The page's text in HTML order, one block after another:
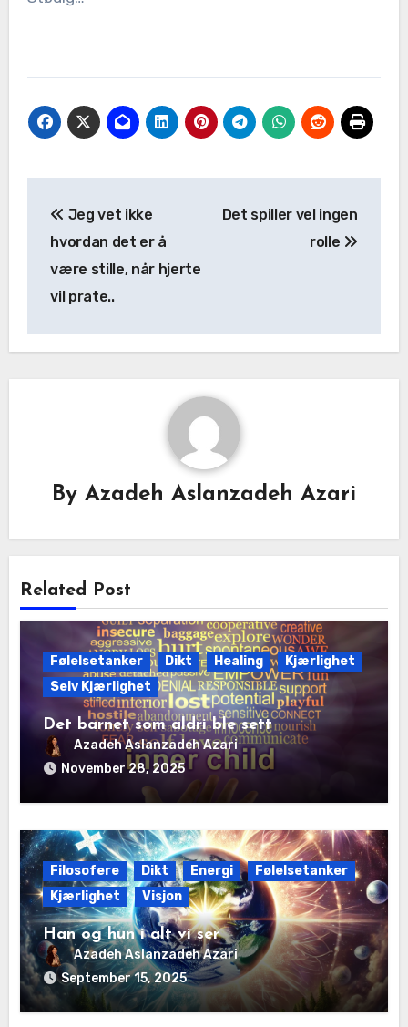
Jeg vet ikke
hvordan det er å
være stille, når hjerte
vil prate..
Det spiller vel ingen
rolle
By Azadeh Aslanzadeh Azari
Related Post
Følelsetanker Dikt Healing
Kjærlighet
Selv Kjærlighet
Det barnet som aldri ble sett
Azadeh Aslanzadeh Azari
November 28, 2025
Filosofere Dikt Energi
Følelsetanker
Kjærlighet
Visjon
Han og hun i alt vi ser
Azadeh Aslanzadeh Azari
September 15, 2025